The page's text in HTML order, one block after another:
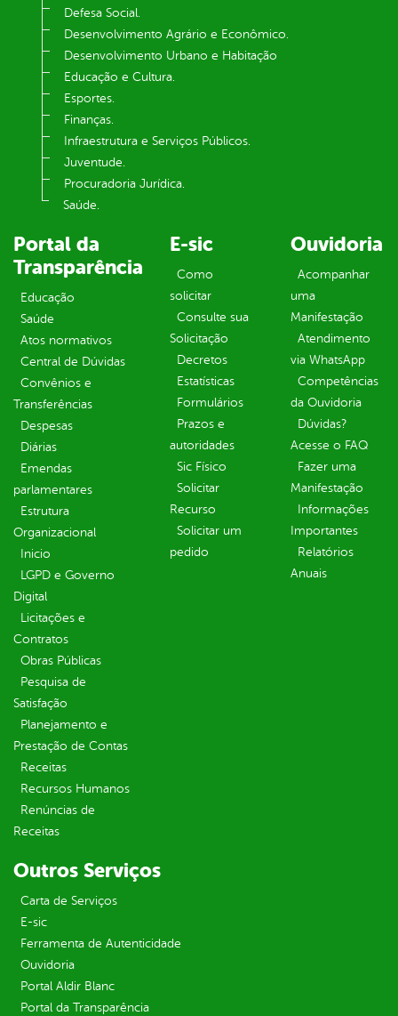
Defesa Social.
Desenvolvimento Agrário e Econômico.
Desenvolvimento Urbano e Habitação
Educação e Cultura.
Esportes.
Finanças.
Infraestrutura e Serviços Públicos.
Juventude.
Procuradoria Jurídica.
Saúde.
Portal da
Transparência
Educação
Saúde
Atos normativos
Central de Dúvidas
Convênios e
Transferências
Despesas
Diárias
Emendas
parlamentares
Estrutura
Organizacional
Inicio
LGPD e Governo
Digital
Licitações e
Contratos
Obras Públicas
Pesquisa de
Satisfação
Planejamento e
Prestação de Contas
Receitas
Recursos Humanos
Renúncias de
Receitas
E-sic
Como
solicitar
Consulte sua
Solicitação
Decretos
Estatísticas
Formulários
Prazos e
autoridades
Sic Físico
Solicitar
Recurso
Solicitar um
pedido
Ouvidoria
Acompanhar
uma
Manifestação
Atendimento
via WhatsApp
Competências
da Ouvidoria
Dúvidas?
Acesse o FAQ
Fazer uma
Manifestação
Informações
Importantes
Relatórios
Anuais
Outros Serviços
Carta de Serviços
E-sic
Ferramenta de Autenticidade
Ouvidoria
Portal Aldir Blanc
Portal da Transparência